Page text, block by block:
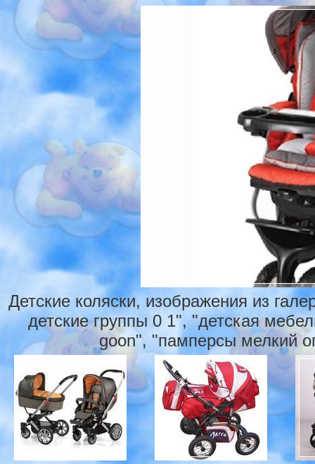
Детские коляски, изображения из
детские группы 0 1", "детская
goon", "памперсы мелкий